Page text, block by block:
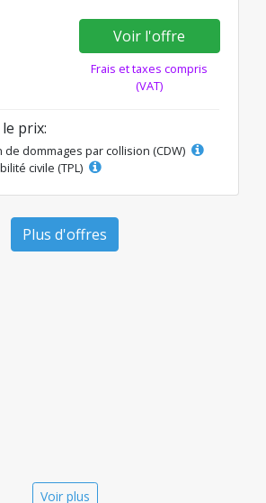
Voir l'offre
Frais et taxes compris
(VAT)
prix:
de dommages par collision (CDW)
civile (TPL)
Plus d'offres
Voir plus